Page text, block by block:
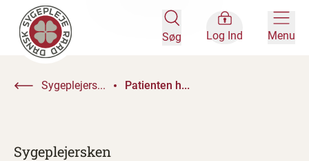
Søg Log Ind Menu
Sygeplejers... Patienten h...
Sygeplejersken